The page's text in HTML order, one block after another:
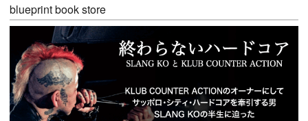
blueprint book store